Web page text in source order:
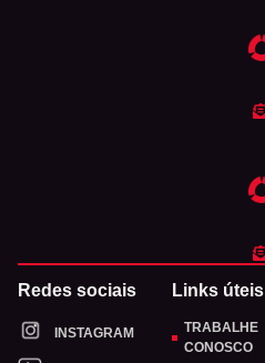
Redes sociais
INSTAGRAM
Links úteis
TRABALHE
CONOSCO